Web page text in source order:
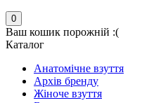
0
Ваш кошик порожній :(
Каталог
Анатомічне взуття
Архів бренду
Жіноче взуття